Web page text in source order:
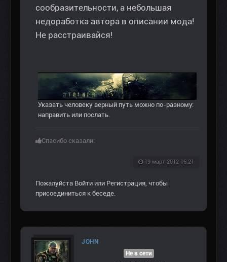
сообразительности, а небольшая
недоработка автора в описании мода!
Не расстраивайся!
Указать человеку верный путь можно по-разному:
направить или послать.
Спасибо сказали:
19 март 2012 16:21
Пожалуйста Войти или Регистрация , чтобы
присоединиться к беседе.
JOHN
Не в сети